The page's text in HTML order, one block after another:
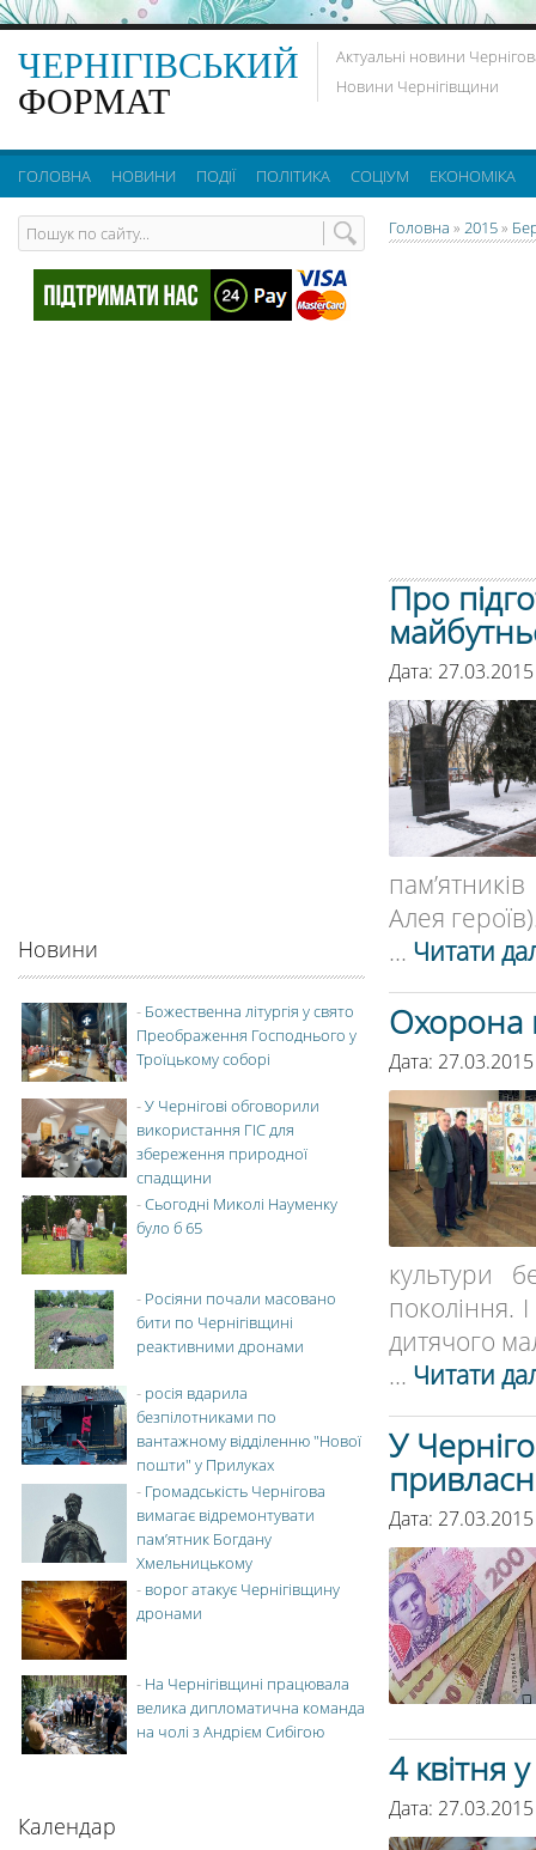
ЧЕРНІГІВСЬКИЙ
ФОРМАТ
Актуальні новини
Новини Чернігівщини
ГОЛОВНА НОВИНИ ПОДІЇ ПОЛІТИКА СОЦІУМ ЕКОНОМІКА
Головна » 2015»
Про
Дата:
Алея
... Читати
Охорона
Дата:
культури
покоління.
дитячого
... Читати
У
Дата:
4 квітня
Дата:
Новини
- Божественна літургія у свято
Преображення Господнього у
Троїцькому соборі
-У Чернігові обговорили
використання ГІС для
збереження природної
спадщини
-Сьогодні Миколі Науменку
було б 65
- Росіяни почали масовано
бити по Чернігівщині
реактивними дронами
- росія вдарила
безпілотниками по
вантажному відділенню "Нової
пошти" у Прилуках
- Громадськість Чернігова
вимагає відремонтувати
пам’ятник Богдану
Хмельницькому
- ворог атакує Чернігівщину
дронами
- На Чернігівщині працювала
велика дипломатична команда
на чолі з Андрієм Сибігою
Календар